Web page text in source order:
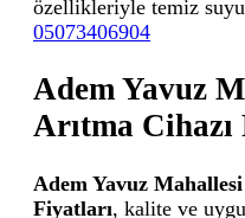
özellikleriyle temiz
05073406904
Adem Yavuz
Arıtma
Adem Yavuz
Fiyatları, kalite ve